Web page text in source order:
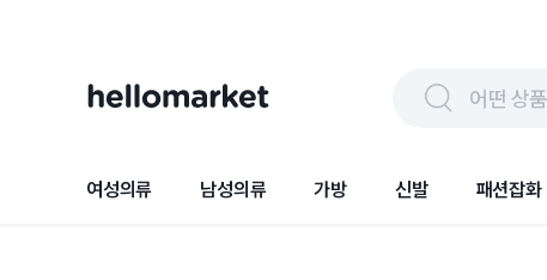
어떤 상
여성의류 남성의류 가방 신발 패션잡화